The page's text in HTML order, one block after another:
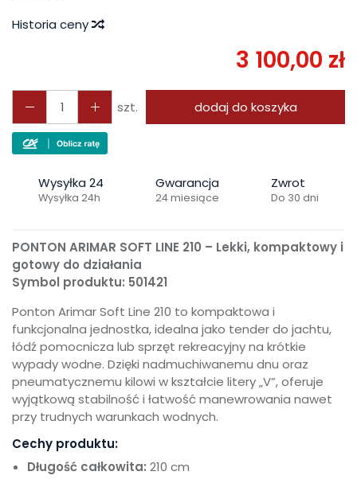
Historia ceny
3 100,00 zł
szt. dodaj do koszyka
Wysyłka 24
Wysyłka 24h
Gwarancja
24 miesiące
Zwrot
Do 30 dni
PONTON ARIMAR SOFT LINE 210 – Lekki, kompaktowy i
gotowy do działania
Symbol produktu: 501421
Ponton Arimar Soft Line 210 to kompaktowa i
funkcjonalna jednostka, idealna jako tender do jachtu,
łódź pomocnicza lub sprzęt rekreacyjny na krótkie
wypady wodne. Dzięki nadmuchiwanemu dnu oraz
pneumatycznemu kilowi w kształcie litery „V”, oferuje
wyjątkową stabilność i łatwość manewrowania nawet
przy trudnych warunkach wodnych.
Cechy produktu:
Długość całkowita: 210 cm